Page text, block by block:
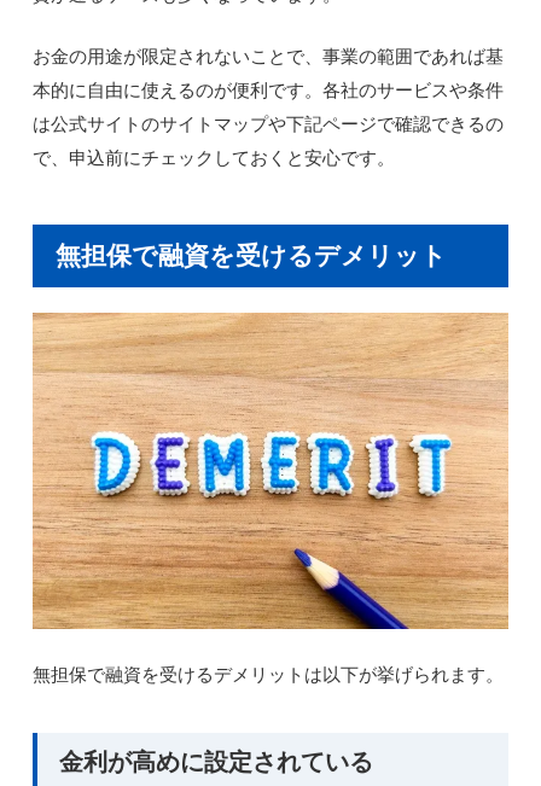
お金の用途が限定されないことで、事業の範囲であれば基
本的に自由に使えるのが便利です。各社のサービスや条件
は公式サイトのサイトマップや下記ページで確認できるの
で、申込前にチェックしておくと安心です。
無担保で融資を受けるデメリット
無担保で融資を受けるデメリットは以下が挙げられます。
金利が高めに設定されている